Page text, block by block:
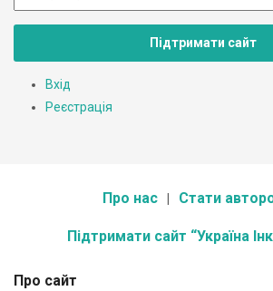
Підтримати сайт
Вхід
Реєстрація
Про нас Стати
Підтримати сайт “Україна
Про сайт